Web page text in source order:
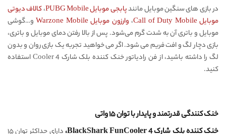
در بازی های سنگین موبایل مانندپابجی موبایل PUBG Mobile ،کالاف دیوتی
موبایل Call of Duty Mobile
، وارزون موبایل Warzone Mobile
و…گوشی
موبایل و باتری آن به شدت گرم می‌شود. پس از بالا رفتن دمای موبایل و باتری،
بازی دچار لگ و افت فریم می شود. اگر می خواهید تجربه یک بازی روان و بدون
لگ را داشته باشید، از فن رادیاتور خنک کننده بلک شارک Cooler 4 استفاده
کنید.
خنک کنندگی قدرتمند و پایدار باتوان ۱۵ واتی
دارای حداکثر توان ۱۵